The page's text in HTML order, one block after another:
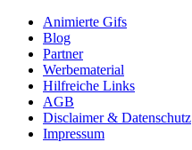
Animierte Gifs
Blog
Partner
Werbematerial
Hilfreiche Links
AGB
Disclaimer & Datenschutz
Impressum